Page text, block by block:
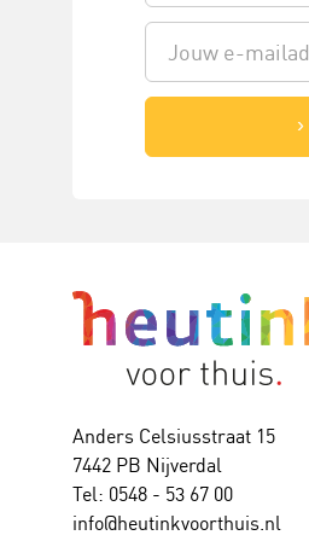
Anders Celsiusstraat 15
7442 PB Nijverdal
Tel: 0548 - 53 67 00
info@heutinkvoorthuis.nl